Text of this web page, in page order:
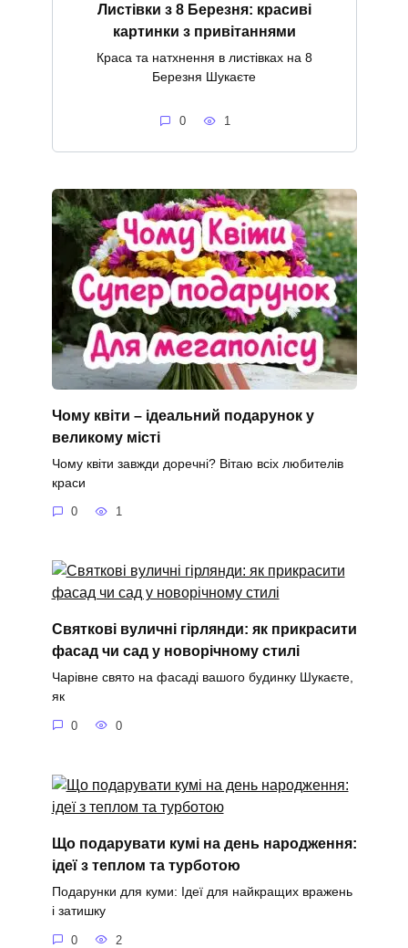
Листівки з 8 Березня: красиві
картинки з привітаннями
Краса та натхнення в листівках на 8
Березня Шукаєте
0 1
Чому квіти – ідеальний подарунок у
великому місті
Чому квіти завжди доречні? Вітаю всіх любителів
краси
0 1
Святкові вуличні гірлянди: як прикрасити
фасад чи сад у новорічному стилі
Чарівне свято на фасаді вашого будинку Шукаєте,
як
0 0
Що подарувати кумі на день народження:
ідеї з теплом та турботою
Подарунки для куми: Ідеї для найкращих вражень
і затишку
0 2